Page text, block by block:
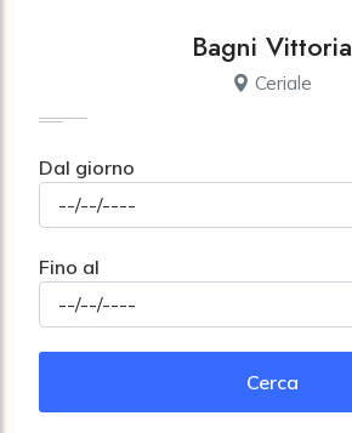
Bagni Vittoria
Ceriale
Dal giorno
Fino al
Cerca